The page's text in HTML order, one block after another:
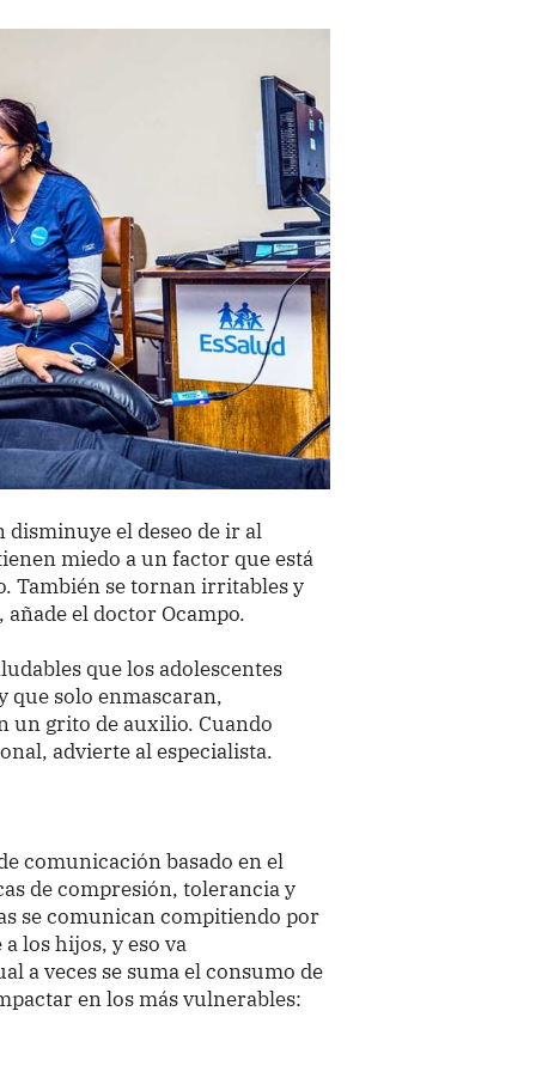
disminuye el deseo de ir al
miedo a un factor que está
También se tornan irritables y
el doctor Ocampo.
que los adolescentes
que solo enmascaran,
un grito de auxilio. Cuando
advierte al especialista.
comunicación basado en el
de compresión, tolerancia y
se comunican compitiendo por
los hijos, y eso va
a veces se suma el consumo de
en los más vulnerables: